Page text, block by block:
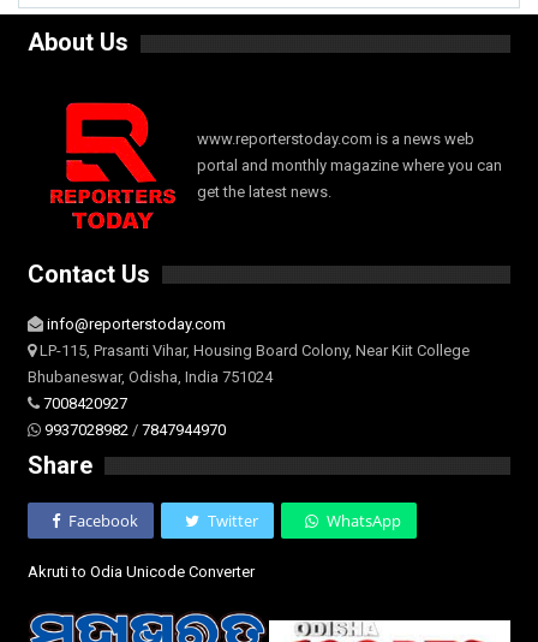
About Us
www.reporterstoday.com is a news web
portal and monthly magazine where you can
get the latest news.
Contact Us
info@reporterstoday.com
LP-115, Prasanti Vihar, Housing Board Colony, Near Kiit College
Bhubaneswar, Odisha, India 751024
7008420927
9937028982 / 7847944970
Share
Facebook Twitter WhatsApp
Akruti to Odia Unicode Converter